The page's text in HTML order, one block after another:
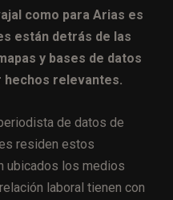
como para Arias es
están detrás de las
y bases de datos
hechos relevantes.
de datos de
residen estos
ubicados los medios
laboral tienen con